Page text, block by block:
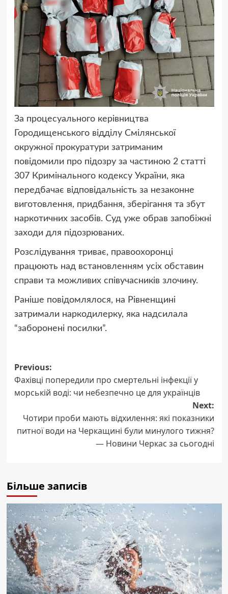
За процесуального керівництва
Городищенського відділу Смілянської
окружної прокуратури затриманим
повідомили про підозру за частиною 2 статті
307 Кримінального кодексу України, яка
передбачає відповідальність за незаконне
виготовлення, придбання, зберігання та збут
наркотичних засобів. Суд уже обрав запобіжні
заходи для підозрюваних.
Розслідування триває, правоохоронці
працюють над встановленням усіх обставин
справи та можливих співучасників злочину.
Раніше повідомлялося, на Рівненщині
затримали наркодилерку, яка надсилала
“заборонені посилки”.
Post
navigation
Previous:
Фахівці попередили про смертельні інфекції у
морській воді: чи небезпечно це для українців
Next:
Чотири проби мають відхилення: які показники
питної води на Черкащині були минулого тижня?
— Новини Черкас за сьогодні
Більше записів